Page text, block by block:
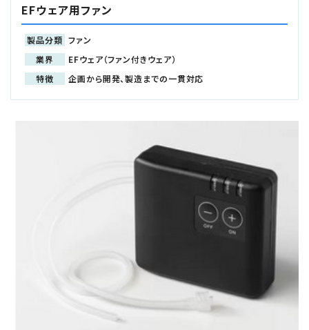
EFウェア用ファン
製品分類 ファン
業界
EFウェア（ファン付きウェア）
特徴
企画から開発、製造までの一貫対応